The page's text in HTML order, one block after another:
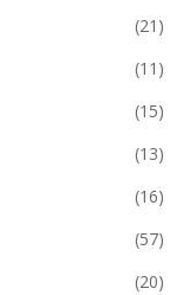
(21)
(11)
(15)
(13)
(16)
(57)
(20)